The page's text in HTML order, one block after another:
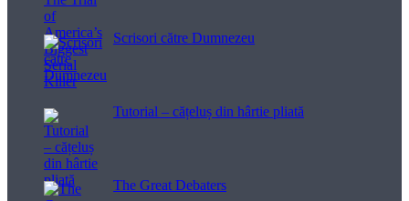
Scrisori către Dumnezeu
Tutorial – cățeluș din hârtie pliată
The Great Debaters